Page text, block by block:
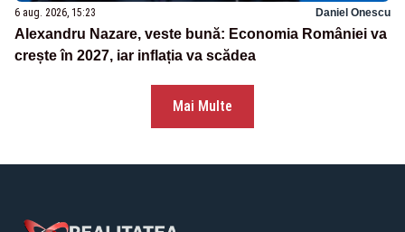
6 aug. 2026, 15:23 Daniel Onescu
Alexandru Nazare, veste bună: Economia României va
crește în 2027, iar inflația va scădea
Mai Multe